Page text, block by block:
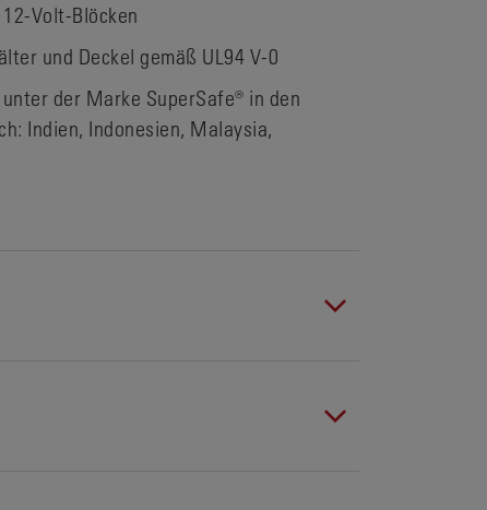
Volt-Blöcken
und Deckel gemäß UL94 V-0
der Marke SuperSafe® in den
Indien, Indonesien, Malaysia,